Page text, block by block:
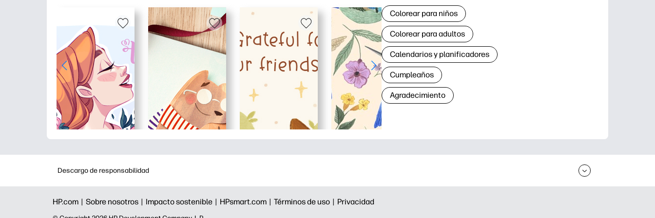
Colorear para niños
Colorear para adultos
Calendarios y planificadores
Cumpleaños
Agradecimiento
Descargo de responsabilidad
HP.com | Sobre nosotros | Impacto sostenible | HPsmart.com | Términos de uso | Privacidad